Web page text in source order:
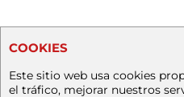
COOKIES
Este sitio web usa cookies
el tráfico, mejorar nuestros